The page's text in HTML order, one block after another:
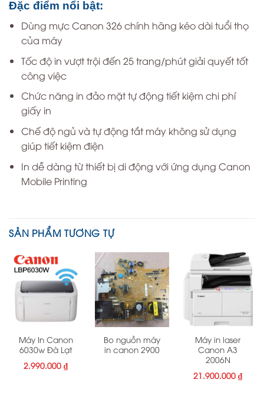
Đặc điểm nổi bật:
Dùng mực Canon 326 chính hãng kéo dài tuổi thọ
của máy
Tốc độ in vượt trội đến 25 trang/phút giải quyết tốt
công việc
Chức năng in đảo mặt tự động tiết kiệm chi phí
giấy in
Chế độ ngủ và tự động tắt máy không sử dụng
giúp tiết kiệm điện
In dễ dàng từ thiết bị di động với ứng dụng Canon
Mobile Printing
SẢN PHẨM TƯƠNG TỰ
Máy In Canon
6030w Đà Lạt
2.990.000₫
Bo nguồn máy
in canon 2900
Máy in laser
Canon A3
2006N
21.900.000₫